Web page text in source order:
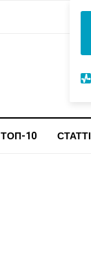
ТОП-10 СТАТТІ